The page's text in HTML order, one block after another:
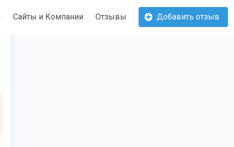
Сайты и Компании Отзывы Добавить отзыв